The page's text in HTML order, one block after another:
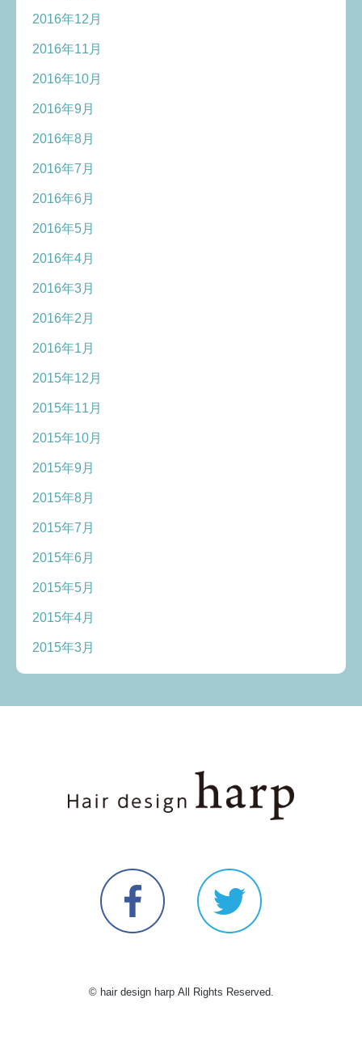
2016年12月
2016年11月
2016年10月
2016年9月
2016年8月
2016年7月
2016年6月
2016年5月
2016年4月
2016年3月
2016年2月
2016年1月
2015年12月
2015年11月
2015年10月
2015年9月
2015年8月
2015年7月
2015年6月
2015年5月
2015年4月
2015年3月
© hair design harp All Rights Reserved.